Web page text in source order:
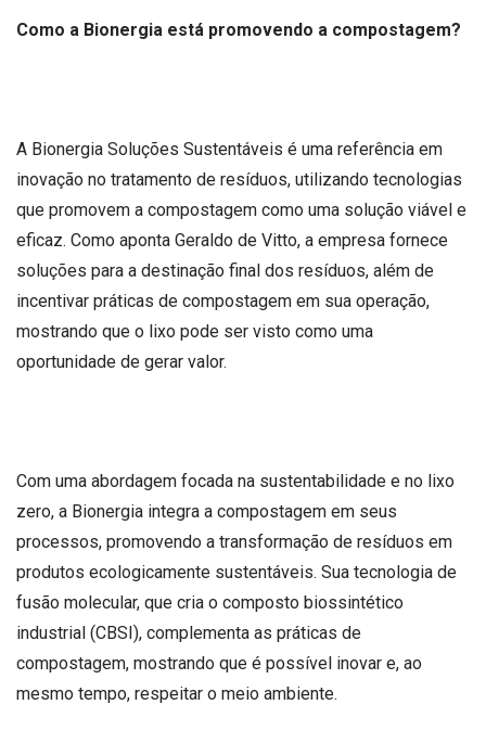
Como a Bionergia está promovendo a compostagem?
A Bionergia Soluções Sustentáveis é uma referência em
inovação no tratamento de resíduos, utilizando tecnologias
que promovem a compostagem como uma solução viável e
eficaz. Como aponta Geraldo de Vitto, a empresa fornece
soluções para a destinação final dos resíduos, além de
incentivar práticas de compostagem em sua operação,
mostrando que o lixo pode ser visto como uma
oportunidade de gerar valor.
Com uma abordagem focada na sustentabilidade e no lixo
zero, a Bionergia integra a compostagem em seus
processos, promovendo a transformação de resíduos em
produtos ecologicamente sustentáveis. Sua tecnologia de
fusão molecular, que cria o composto biossintético
industrial (CBSI), complementa as práticas de
compostagem, mostrando que é possível inovar e, ao
mesmo tempo, respeitar o meio ambiente.